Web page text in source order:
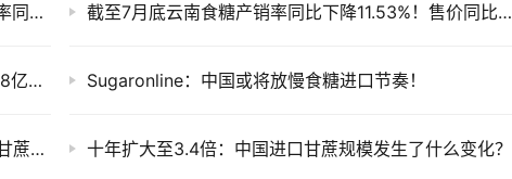
售价同比每吨跌820元！截至7月底广西食糖产销率同比下降13.77% 截至7月底云南食糖产销率同比下降11.53%！售价同比下跌900元/吨
2033年：中国食糖消费会到多少？全球将吃掉1.98亿吨糖，新增需求来自哪里？ Sugaronline：中国或将放慢食糖进口节奏！
“十五五”糖业科技路线图：从“蔗糖产业”走向现代甘蔗产业 十年扩大至3.4倍：中国进口甘蔗规模发生了什么变化？